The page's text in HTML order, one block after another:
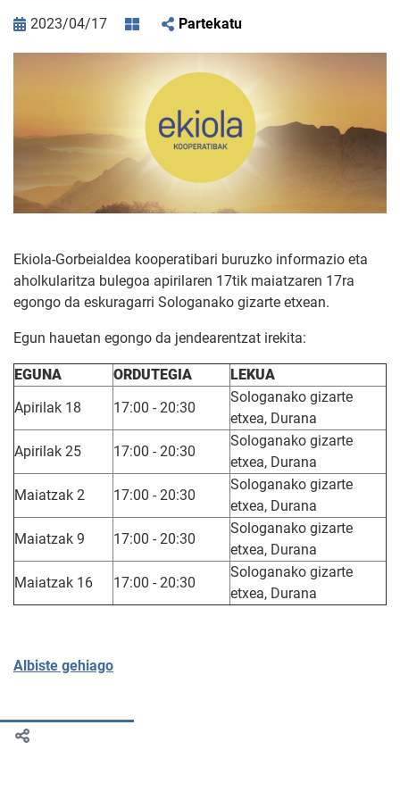
2023/04/17 Partekatu
Ekiola-Gorbeialdea kooperatibari buruzko informazio eta
aholkularitza bulegoa apirilaren 17tik maiatzaren 17ra
egongo da eskuragarri Sologanako gizarte etxean.
Egun hauetan egongo da jendearentzat irekita:
EGUNA ORDUTEGIA
LEKUA
Apirilak 18
17:00 - 20:30
Sologanako gizarte
etxea, Durana
Apirilak 25
17:00 - 20:30
Sologanako gizarte
etxea, Durana
Maiatzak 2
17:00 - 20:30
Sologanako gizarte
etxea, Durana
Maiatzak 9
17:00 - 20:30
Sologanako gizarte
etxea, Durana
Maiatzak 16
17:00 - 20:30
Sologanako gizarte
etxea, Durana
Albiste gehiago